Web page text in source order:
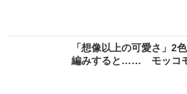
「想像以上の可愛さ」2
編みすると…… モッコ